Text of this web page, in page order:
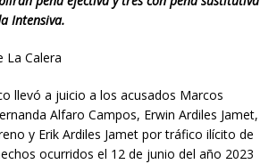
Intensiva.
llevó a juicio a los acusados Marcos
Alfaro Campos, Erwin Ardiles Jamet,
y Erik Ardiles Jamet por tráfico ilícito de
ocurridos el 12 de junio del año 2023